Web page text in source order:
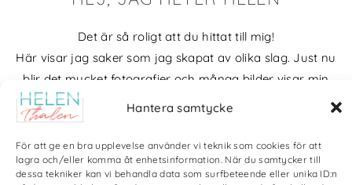
Hantera samtycke
För att ge en bra upplevelse använder vi teknik som cookies för att
lagra och/eller komma åt enhetsinformation. När du samtycker till
dessa tekniker kan vi behandla data som surfbeteende eller unika ID:n
Det är så roligt att du hittat till mig!
Här visar jag saker som jag skapat av olika slag. Just nu
blir det mycket fotografier och många bilder visar min
kärlek till naturen och min vackra hund. Men också lite
annat pyssel och kreativt som jag ägnar mig åt.
Bloggarkiv